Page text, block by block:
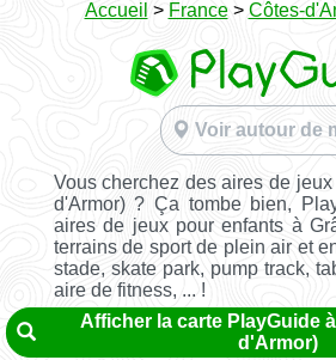
Accueil > France> Côtes-
Voir autour de
Vous cherchez des aires de
d'Armor) ? Ça tombe bien,
aires de jeux pour enfants à
terrains de sport de plein air et
stade, skate park, pump track,
aire de fitness, ... !
Afficher la carte PlayGuide
d'Armor)